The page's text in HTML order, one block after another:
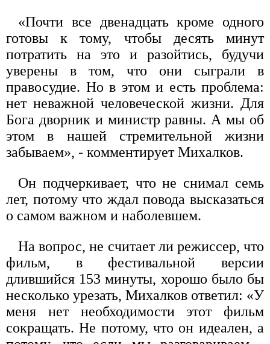
«Почти все двенадцать кроме одного
готовы к тому, чтобы десять минут
потратить на это и разойтись, будучи
уверены в том, что они сыграли в
правосудие. Но в этом и есть проблема:
нет неважной человеческой жизни. Для
Бога дворник и министр равны. А мы об
этом в нашей стремительной жизни
забываем», - комментирует Михалков.
Он подчеркивает, что не снимал семь
лет, потому что ждал повода высказаться
о самом важном и наболевшем.
На вопрос, не считает ли режиссер, что
фильм, в фестивальной версии
длившийся 153 минуты, хорошо было бы
несколько урезать, Михалков ответил: «У
меня нет необходимости этот фильм
сокращать. Не потому, что он идеален, а